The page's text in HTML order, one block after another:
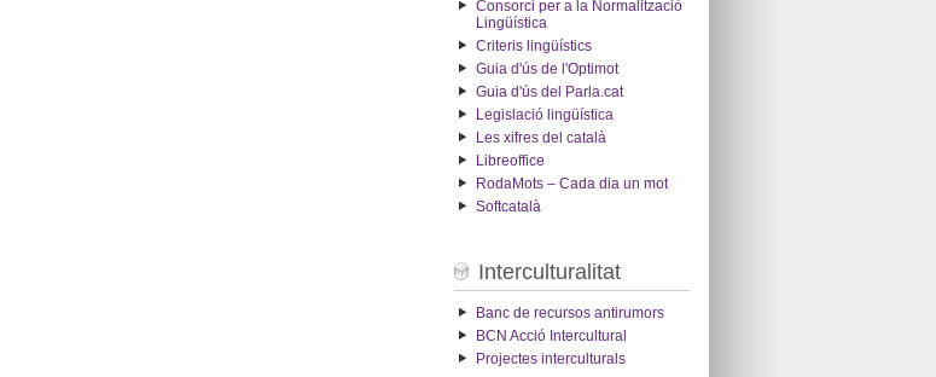
Consorci per a la Normalització
Lingüística
Criteris lingüístics
Guia d'ús de l'Optimot
Guia d'ús del Parla.cat
Legislació lingüística
Les xifres del català
Libreoffice
RodaMots – Cada dia un mot
Softcatalà
Interculturalitat
Banc de recursos antirumors
BCN Acció Intercultural
Projectes interculturals